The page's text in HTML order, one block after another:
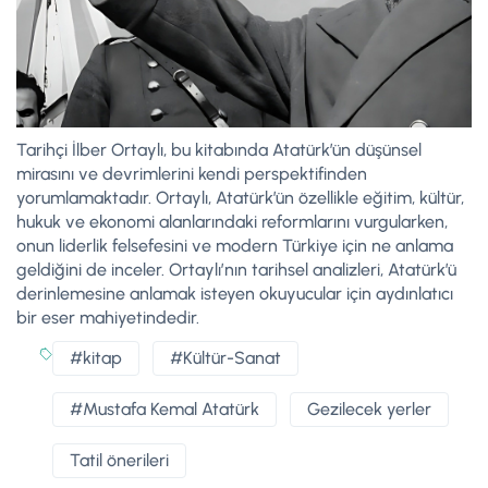
Tarihçi İlber Ortaylı, bu kitabında Atatürk’ün düşünsel
mirasını ve devrimlerini kendi perspektifinden
yorumlamaktadır. Ortaylı, Atatürk’ün özellikle eğitim, kültür,
hukuk ve ekonomi alanlarındaki reformlarını vurgularken,
onun liderlik felsefesini ve modern Türkiye için ne anlama
geldiğini de inceler. Ortaylı’nın tarihsel analizleri, Atatürk’ü
derinlemesine anlamak isteyen okuyucular için aydınlatıcı
bir eser mahiyetindedir.
#kitap
#Kültür-Sanat
#Mustafa Kemal Atatürk Gezilecek yerler
Tatil önerileri